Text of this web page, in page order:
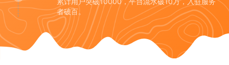
者破百。